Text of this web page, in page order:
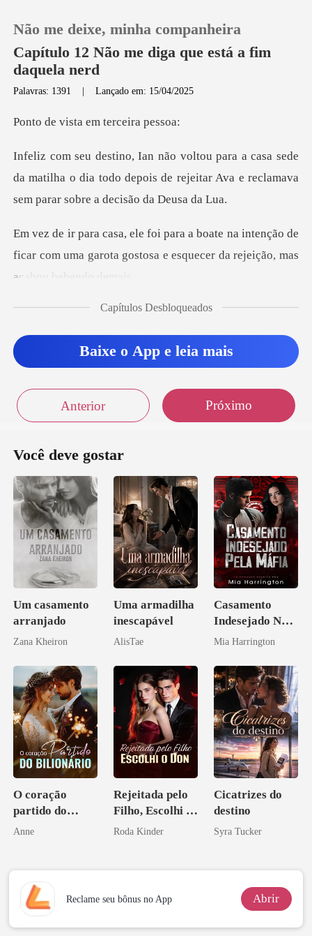
Histórico
Não me deixe, minha companheira
Capítulo 12 Não me diga que está a fim
daquela nerd
Palavras: 1391 |Lançado em: 15/04/2025
sta em terc
sede
da matilha o dia todo depois de rejeitar Ava e
a intenção de
ficar com uma garota gostosa e e
de Capítulos Desbloqueados
Baixe o App e leia mais
Anterior Próximo
Você deve gostar
Um casamento
arranjado
Zana Kheiron
Uma armadilha
inescapável
AlisTae
Casamento
Indesejado Na
Máfia
Mia Harrington
O coração
partido do
bilionário
Anne
Rejeitada pelo
Filho, Escolhi o
Don
Roda Kinder
Cicatrizes do
destino
Syra Tucker
Reclame seu bônus no App Abrir